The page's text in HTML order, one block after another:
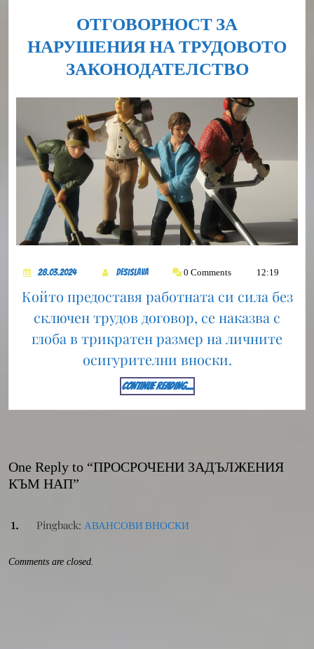
ОТГОВОРНОСТ ЗА
НАРУШЕНИЯ НА ТРУДОВОТО
ЗАКОНОДАТЕЛСТВО
НА
28.03.2024
28.03.2024
DesiSlava
DesiSlava
0 Comments 12:19
Който предоставя работната си сила без
сключен трудов договор, се наказва с
глоба в трикратен размер на личните
осигурителни вноски.
CONTINUE READING....CONTINUE
One Reply to “ПРОСРОЧЕНИ ЗАДЪЛЖЕНИЯ
КЪМ НАП”
Pingback: АВАНСОВИ ВНОСКИ
Comments are closed.